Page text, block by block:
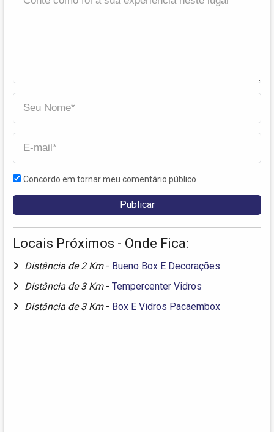
Concordo em tornar meu comentário público
Locais Próximos - Onde Fica:
Distância de 2 Km - Bueno Box E Decorações
Distância de 3 Km - Tempercenter Vidros
Distância de 3 Km - Box E Vidros Pacaembox